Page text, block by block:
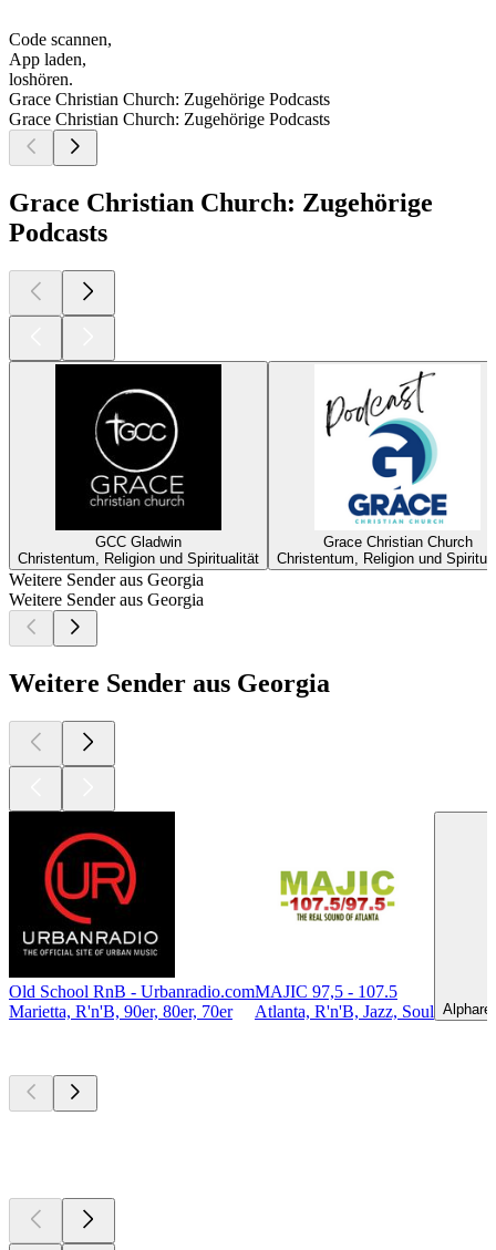
Code scannen,
App laden,
loshören.
Grace Christian Church: Zugehörige Podcasts
Grace Christian Church: Zugehörige Podcasts
Grace Christian Church: Zugehörige
Podcasts
GCC Gladwin
Christentum, Religion und Spiritualität
Grace Christian Church
Christentum, Religion und
Weitere Sender aus Georgia
Weitere Sender aus Georgia
Weitere Sender aus Georgia
Old School RnB - Urbanradio.com
Marietta, R'n'B, 90er, 80er, 70er
MAJIC 97,5 - 107.5
Atlanta, R'n'B, Jazz, Soul